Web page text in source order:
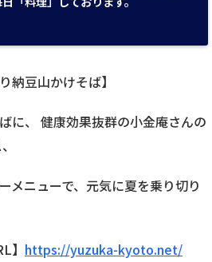
納豆山かけそば】
に、 健康効果抜群の小金庵さんの
メニューで、元気に夏を乗り切り
】 https://yuzuka-kyoto.net/